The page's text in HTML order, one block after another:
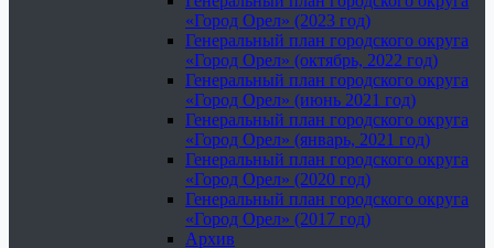
«Город Орел» (2023 год)
Генеральный план городского округа
«Город Орел» (октябрь, 2022 год)
Генеральный план городского округа
«Город Орел» (июнь 2021 год)
Генеральный план городского округа
«Город Орел» (январь, 2021 год)
Генеральный план городского округа
«Город Орел» (2020 год)
Генеральный план городского округа
«Город Орел» (2017 год)
Архив